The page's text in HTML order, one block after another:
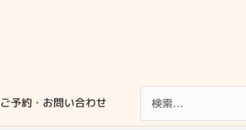
ご予約・お問い合わせ
索